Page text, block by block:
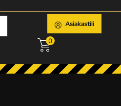
Asiakastili
0